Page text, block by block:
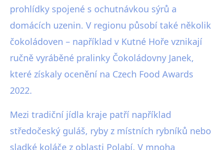
prohlídky spojené s ochutnávkou sýrů a
domácích uzenin. V regionu působí také několik
čokoládoven – například v Kutné Hoře vznikají
ručně vyráběné pralinky Čokoládovny Janek,
které získaly ocenění na Czech Food Awards
2022.
Mezi tradiční jídla kraje patří například
středočeský guláš, ryby z místních rybníků nebo
sladké koláče z oblasti Polabí. V mnoha